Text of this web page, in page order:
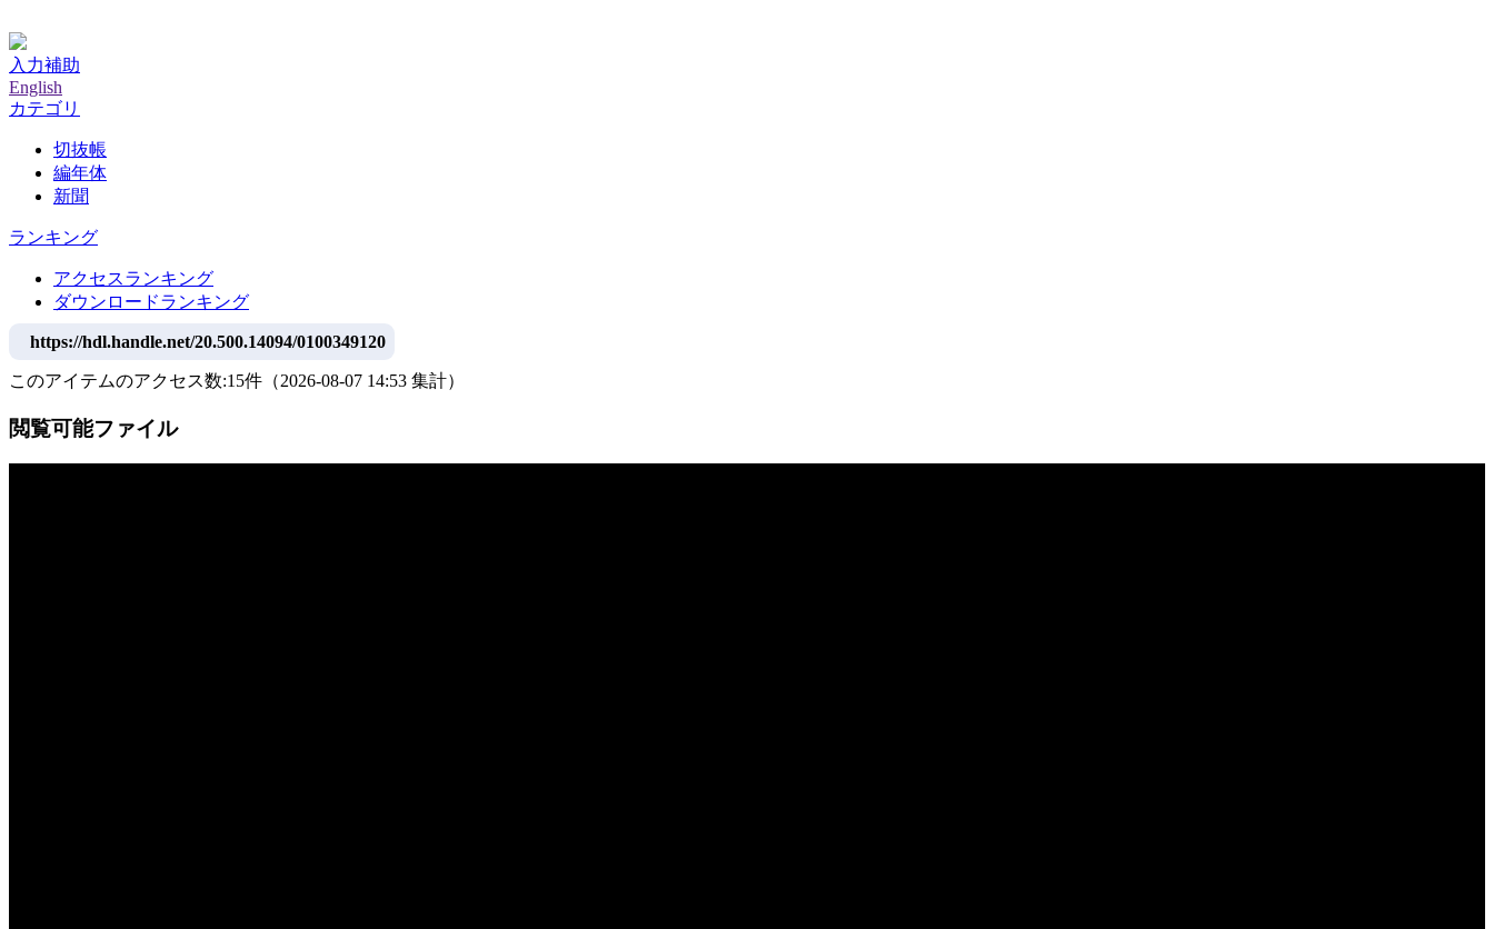
入力補助
English
カテゴリ
切抜帳
編年体
新聞
ランキング
アクセスランキング
ダウンロードランキング
https://hdl.handle.net/20.500.14094/0100349120
このアイテムのアクセス数:15件 （2026-08-07 14:53 集計）
閲覧可能ファイル